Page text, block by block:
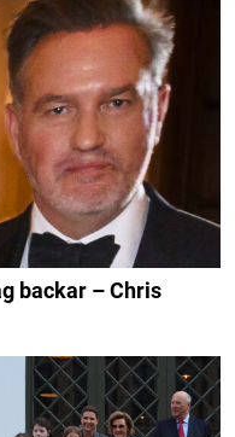
backar – Chris